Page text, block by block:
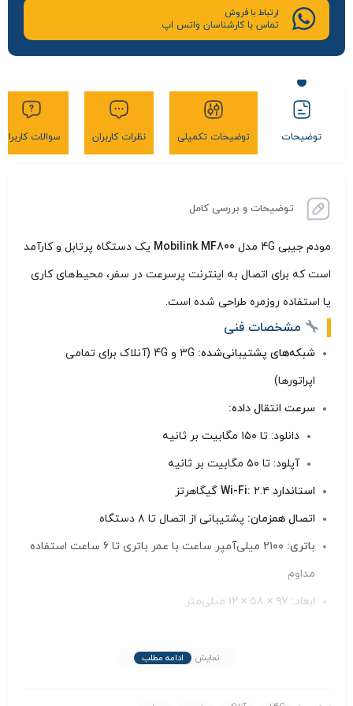
ارتباط با فروش
تماس با کارشناسان واتس اپ
توضیحات توضیحات تکمیلی نظرات کاربران سوالات کاربران
توضیحات و بررسی کامل
مودم جیبی 4G مدل Mobilink MF800 یک دستگاه پرتابل و کارآمد
است که برای اتصال به اینترنت پرسرعت در سفر، محیط‌های کاری
یا استفاده روزمره طراحی شده است.
مشخصات فنی
شبکه‌های پشتیبانی‌شده:
3G و 4G (آنلاک برای تمامی
اپراتورها)
سرعت انتقال داده:
دانلود: تا ۱۵۰ مگابیت بر ثانیه
آپلود: تا ۵۰ مگابیت بر ثانیه
استاندارد Wi-Fi: ۲.۴ گیگاهرتز
اتصال همزمان: پشتیبانی از اتصال تا ۸ دستگاه
باتری:
۲۱۰۰ میلی‌آمپر ساعت با عمر باتری تا ۶ ساعت استفاده
مداوم
ابعاد: ۹۷ × ۵۸ × ۱۲ میلی‌متر
پورت microUSB برای شارژ، شیار سیم‌کارتنمایش ادامه مطلب